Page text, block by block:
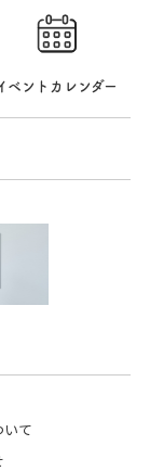
ベントカレンダー
いて